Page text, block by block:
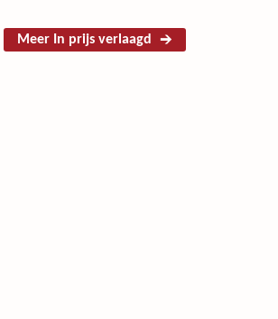
Meer In prijs verlaagd